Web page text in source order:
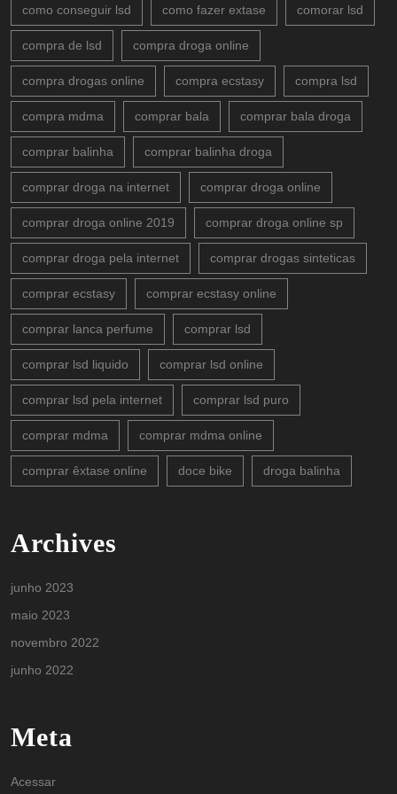
como conseguir lsd como fazer extase comorar lsd
compra de lsd compra droga online
compra drogas online compra ecstasy compra lsd
compra mdma comprar bala comprar bala droga
comprar balinha comprar balinha droga
comprar droga na internet comprar droga online
comprar droga online 2019 comprar droga online sp
comprar droga pela internet comprar drogas sinteticas
comprar ecstasy comprar ecstasy online
comprar lanca perfume comprar lsd
comprar lsd liquido comprar lsd online
comprar lsd pela internet comprar lsd puro
comprar mdma comprar mdma online
comprar êxtase online doce bike droga balinha
Archives
junho 2023
maio 2023
novembro 2022
junho 2022
Meta
Acessar